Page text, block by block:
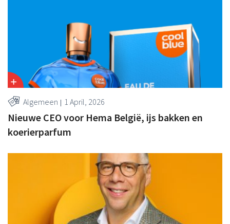
Algemeen 1 April, 2026
Nieuwe CEO voor Hema België, ijs bakken en
koerierparfum